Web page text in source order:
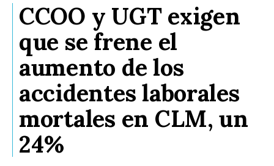
CCOO y UGT exigen
que se frene el
aumento de los
accidentes laborales
mortales en CLM, un
24%